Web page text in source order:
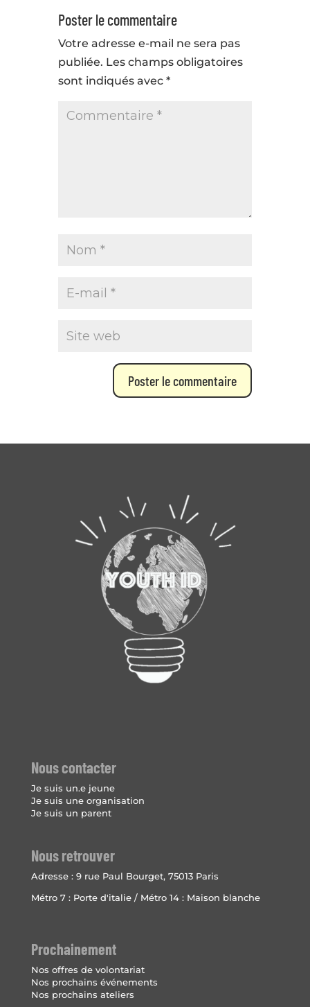
Poster le commentaire
Votre adresse e-mail ne sera pas
publiée. Les champs obligatoires
sont indiqués avec *
Nous contacter
Je suis un.e jeune
Je suis une organisation
Je suis un parent
Nous retrouver
Adresse : 9 rue Paul Bourget, 75013 Paris
Métro 7 : Porte d'italie / Métro 14 : Maison blanche
Prochainement
Nos offres de volontariat
Nos prochains événements
Nos prochains ateliers